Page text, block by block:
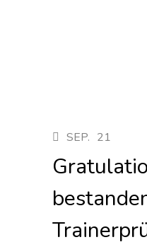
SEP. 21